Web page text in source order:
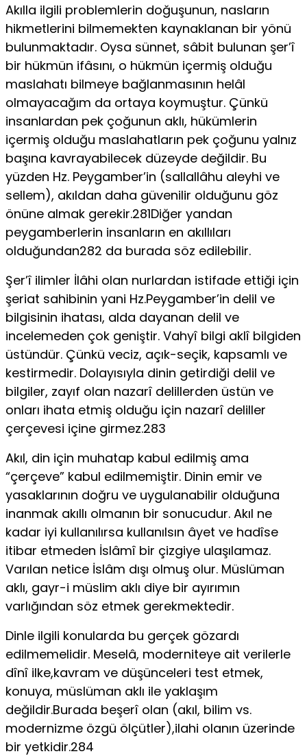
Akılla ilgili problemlerin doğuşunun, nasların
hikmetlerini bilmemekten kaynaklanan bir yönü
bulunmaktadır. Oysa sünnet, sâbit bulunan şer’î
bir hükmün ifâsını, o hükmün içermiş olduğu
maslahatı bilmeye bağlanmasının helâl
olmayacağım da ortaya koymuştur. Çünkü
insanlardan pek çoğunun aklı, hükümlerin
içermiş olduğu maslahatların pek çoğunu yalnız
başına kavrayabilecek düzeyde değildir. Bu
yüzden Hz. Peygamber’in (sallallâhu aleyhi ve
sellem), akıldan daha güvenilir olduğunu göz
önüne almak gerekir.281Diğer yandan
peygamberlerin insanların en akıllıları
olduğundan282 da burada söz edilebilir.
Şer’î ilimler İlâhi olan nurlardan istifade ettiği için
şeriat sahibinin yani Hz.Peygamber’in delil ve
bilgisinin ihatası, alda dayanan delil ve
incelemeden çok geniştir. Vahyî bilgi aklî bilgiden
üstündür. Çünkü veciz, açık-seçik, kapsamlı ve
kestirmedir. Dolayısıyla dinin getirdiği delil ve
bilgiler, zayıf olan nazarî delillerden üstün ve
onları ihata etmiş olduğu için nazarî deliller
çerçevesi içine girmez.283
Akıl, din için muhatap kabul edilmiş ama
“çerçeve” kabul edilmemiştir. Dinin emir ve
yasaklarının doğru ve uygulanabilir olduğuna
inanmak akıllı olmanın bir sonucudur. Akıl ne
kadar iyi kullanılırsa kullanılsın âyet ve hadîse
itibar etmeden İslâmî bir çizgiye ulaşılamaz.
Varılan netice İslâm dışı olmuş olur. Müslüman
aklı, gayr-i müslim aklı diye bir ayırımın
varlığından söz etmek gerekmektedir.
Dinle ilgili konularda bu gerçek gözardı
edilmemelidir. Meselâ, moderniteye ait verilerle
dînî ilke,kavram ve düşünceleri test etmek,
konuya, müslüman aklı ile yaklaşım
değildir.Burada beşerî olan (akıl, bilim vs.
modernizme özgü ölçütler),ilahi olanın üzerinde
bir yetkidir.284